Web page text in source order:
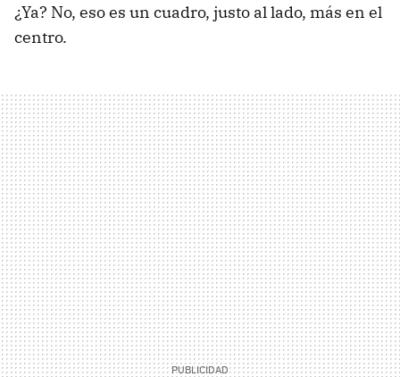
¿Ya? No, eso es un cuadro, justo al lado, más en el
centro.